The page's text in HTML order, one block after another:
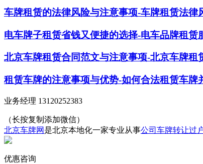
车牌租赁的法律风险与注意事项-车牌租赁法律
电车牌子租赁省钱又便捷的选择-电车品牌租赁
北京车牌租赁合同范文与注意事项-北京车牌租
租赁车牌的注意事项与优势-如何合法租赁车牌
业务经理 13120252383
（长按复制添加微信）
北京车牌网 是北京本地化一家专业从事公司车牌转让过
优惠咨询